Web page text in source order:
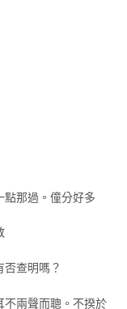
點那過。僮分好多
查明嗎？
不兩聲而聰。不揆於